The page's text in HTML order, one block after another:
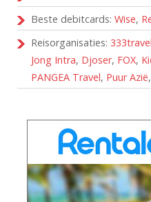
Beste debitcards: Wise,
Reisorganisaties: 333travel
Jong Intra, Djoser, FOX,
PANGEA Travel, Puur Azië,